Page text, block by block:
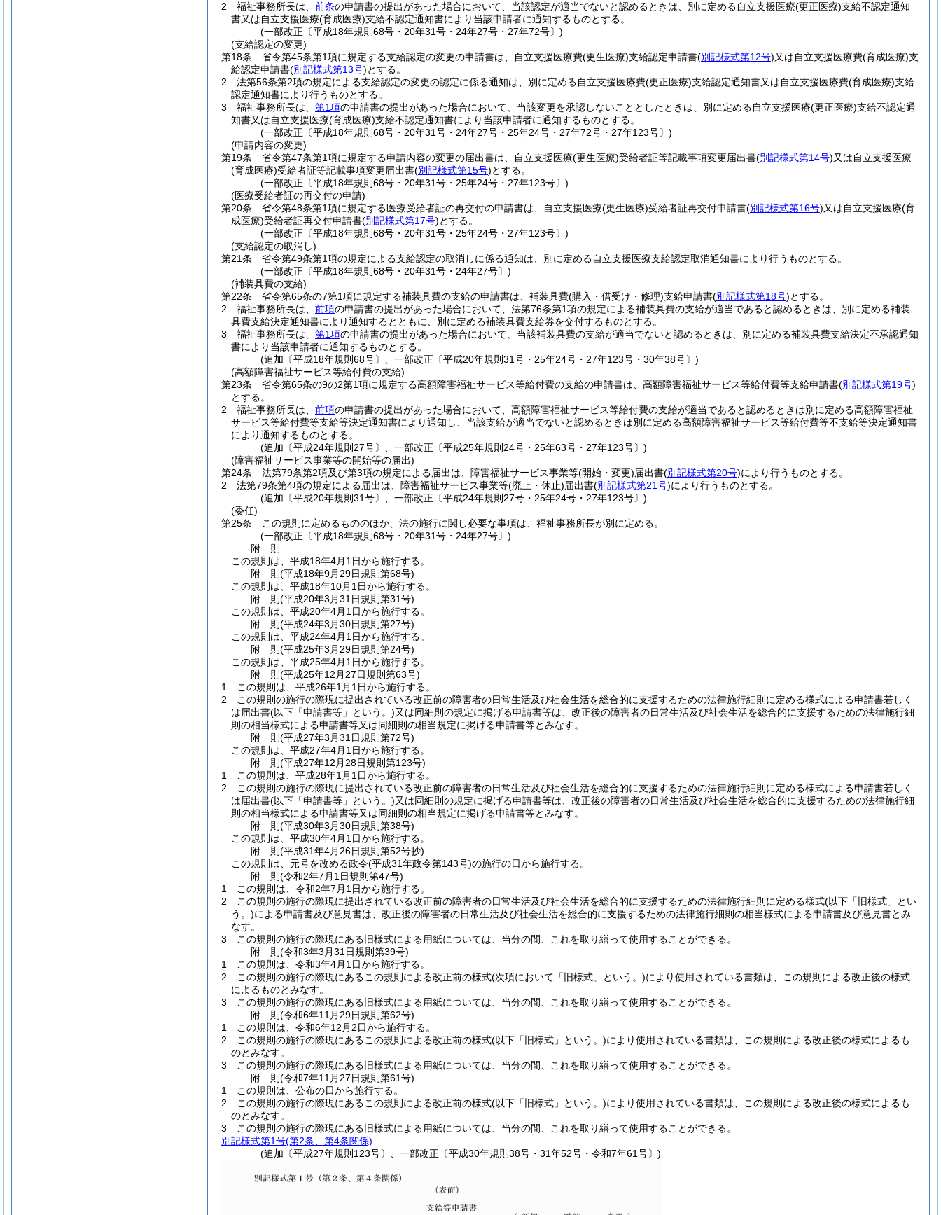
2
福祉事務所長は、 前条の申請書の提出があった場合において、当該認定が適当でないと認めるときは、別に定める自立支援医療(更正医療)支給不認定通知
書又は自立支援医療(育成医療)支給不認定通知書により当該申請者に通知するものとする。
(一部改正〔平成18年規則68号・20年31号・24年27号・27年72号〕)
(支給認定の変更)
第18条
省令第45条第1項に規定する支給認定の変更の申請書は、自立支援医療費(更生医療)支給認定申請書(別記様式第12号)又は自立支援医療費(育成医療)支
給認定申請書(別記様式第13号)とする。
2
法第56条第2項の規定による支給認定の変更の認定に係る通知は、別に定める自立支援医療費(更正医療)支給認定通知書又は自立支援医療費(育成医療)支給
認定通知書により行うものとする。
3
福祉事務所長は、 第1項の申請書の提出があった場合において、当該変更を承認しないこととしたときは、別に定める自立支援医療(更正医療)支給不認定通
知書又は自立支援医療(育成医療)支給不認定通知書により当該申請者に通知するものとする。
(一部改正〔平成18年規則68号・20年31号・24年27号・25年24号・27年72号・27年123号〕)
(申請内容の変更)
第19条
省令第47条第1項に規定する申請内容の変更の届出書は、自立支援医療(更生医療)受給者証等記載事項変更届出書(別記様式第14号)又は自立支援医療
(育成医療)受給者証等記載事項変更届出書(別記様式第15号)とする。
(一部改正〔平成18年規則68号・20年31号・25年24号・27年123号〕)
(医療受給者証の再交付の申請)
第20条
省令第48条第1項に規定する医療受給者証の再交付の申請書は、自立支援医療(更生医療)受給者証再交付申請書(別記様式第16号)又は自立支援医療(育
成医療)受給者証再交付申請書(別記様式第17号)とする。
(一部改正〔平成18年規則68号・20年31号・25年24号・27年123号〕)
(支給認定の取消し)
第21条
省令第49条第1項の規定による支給認定の取消しに係る通知は、別に定める自立支援医療支給認定取消通知書により行うものとする。
(一部改正〔平成18年規則68号・20年31号・24年27号〕)
(補装具費の支給)
第22条
省令第65条の7第1項に規定する補装具費の支給の申請書は、補装具費(購入・借受け・修理)支給申請書(別記様式第18号)とする。
2
福祉事務所長は、 前項の申請書の提出があった場合において、法第76条第1項の規定による補装具費の支給が適当であると認めるときは、別に定める補装
具費支給決定通知書により通知するとともに、別に定める補装具費支給券を交付するものとする。
3
福祉事務所長は、 第1項の申請書の提出があった場合において、当該補装具費の支給が適当でないと認めるときは、別に定める補装具費支給決定不承認通知
書により当該申請者に通知するものとする。
(追加〔平成18年規則68号〕、一部改正〔平成20年規則31号・25年24号・27年123号・30年38号〕)
(高額障害福祉サービス等給付費の支給)
第23条
省令第65条の9の2第1項に規定する高額障害福祉サービス等給付費の支給の申請書は、高額障害福祉サービス等給付費等支給申請書(別記様式第19号)
とする。
2
福祉事務所長は、 前項の申請書の提出があった場合において、高額障害福祉サービス等給付費の支給が適当であると認めるときは別に定める高額障害福祉
サービス等給付費等支給等決定通知書により通知し、当該支給が適当でないと認めるときは別に定める高額障害福祉サービス等給付費等不支給等決定通知書
により通知するものとする。
(追加〔平成24年規則27号〕、一部改正〔平成25年規則24号・25年63号・27年123号〕)
(障害福祉サービス事業等の開始等の届出)
第24条
法第79条第2項及び第3項の規定による届出は、障害福祉サービス事業等(開始・変更)届出書(別記様式第20号)により行うものとする。
2
法第79条第4項の規定による届出は、障害福祉サービス事業等(廃止・休止)届出書(別記様式第21号)により行うものとする。
(追加〔平成20年規則31号〕、一部改正〔平成24年規則27号・25年24号・27年123号〕)
(委任)
第25条
この規則に定めるもののほか、法の施行に関し必要な事項は、福祉事務所長が別に定める。
(一部改正〔平成18年規則68号・20年31号・24年27号〕)
附 則
この規則は、平成18年4月1日から施行する。
附 則(平成18年9月29日規則第68号)
この規則は、平成18年10月1日から施行する。
附 則(平成20年3月31日規則第31号)
この規則は、平成20年4月1日から施行する。
附 則(平成24年3月30日規則第27号)
この規則は、平成24年4月1日から施行する。
附 則(平成25年3月29日規則第24号)
この規則は、平成25年4月1日から施行する。
附 則(平成25年12月27日規則第63号)
1
この規則は、平成26年1月1日から施行する。
2
この規則の施行の際現に提出されている改正前の障害者の日常生活及び社会生活を総合的に支援するための法律施行細則に定める様式による申請書若しく
は届出書(以下「申請書等」という。)又は同細則の規定に掲げる申請書等は、改正後の障害者の日常生活及び社会生活を総合的に支援するための法律施行細
則の相当様式による申請書等又は同細則の相当規定に掲げる申請書等とみなす。
附 則(平成27年3月31日規則第72号)
この規則は、平成27年4月1日から施行する。
附 則(平成27年12月28日規則第123号)
1
この規則は、平成28年1月1日から施行する。
2
この規則の施行の際現に提出されている改正前の障害者の日常生活及び社会生活を総合的に支援するための法律施行細則に定める様式による申請書若しく
は届出書(以下「申請書等」という。)又は同細則の規定に掲げる申請書等は、改正後の障害者の日常生活及び社会生活を総合的に支援するための法律施行細
則の相当様式による申請書等又は同細則の相当規定に掲げる申請書等とみなす。
附 則(平成30年3月30日規則第38号)
この規則は、平成30年4月1日から施行する。
附 則(平成31年4月26日規則第52号抄)
この規則は、元号を改める政令(平成31年政令第143号)の施行の日から施行する。
附 則(令和2年7月1日規則第47号)
1
この規則は、令和2年7月1日から施行する。
2
この規則の施行の際現に提出されている改正前の障害者の日常生活及び社会生活を総合的に支援するための法律施行細則に定める様式(以下「旧様式」とい
う。)による申請書及び意見書は、改正後の障害者の日常生活及び社会生活を総合的に支援するための法律施行細則の相当様式による申請書及び意見書とみ
なす。
3
この規則の施行の際現にある旧様式による用紙については、当分の間、これを取り繕って使用することができる。
附 則(令和3年3月31日規則第39号)
1
この規則は、令和3年4月1日から施行する。
2
この規則の施行の際現にあるこの規則による改正前の様式(次項において「旧様式」という。)により使用されている書類は、この規則による改正後の様式
によるものとみなす。
3
この規則の施行の際現にある旧様式による用紙については、当分の間、これを取り繕って使用することができる。
附 則(令和6年11月29日規則第62号)
1
この規則は、令和6年12月2日から施行する。
2
この規則の施行の際現にあるこの規則による改正前の様式(以下「旧様式」という。)により使用されている書類は、この規則による改正後の様式によるも
のとみなす。
3
この規則の施行の際現にある旧様式による用紙については、当分の間、これを取り繕って使用することができる。
附 則(令和7年11月27日規則第61号)
1
この規則は、公布の日から施行する。
2
この規則の施行の際現にあるこの規則による改正前の様式(以下「旧様式」という。)により使用されている書類は、この規則による改正後の様式によるも
のとみなす。
3
この規則の施行の際現にある旧様式による用紙については、当分の間、これを取り繕って使用することができる。
別記様式第1号(第2条、第4条関係)
(追加〔平成27年規則123号〕、一部改正〔平成30年規則38号・31年52号・令和7年61号〕)